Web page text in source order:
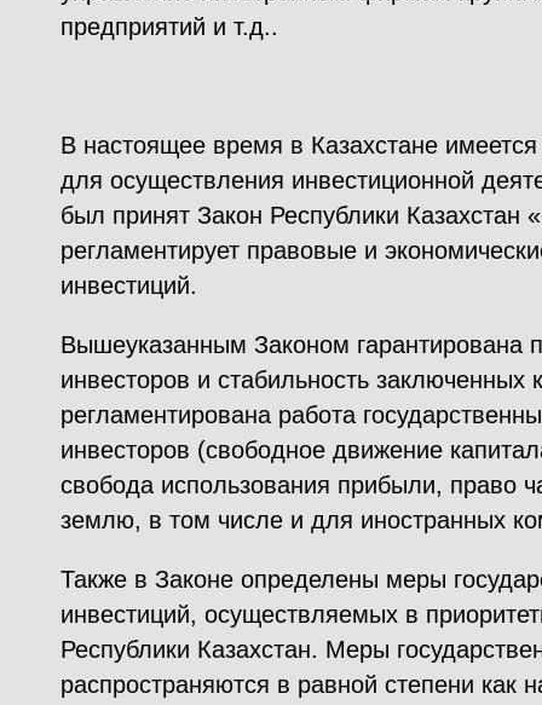
предприятий и т.д..
В настоящее время в Казахстане
для осуществления инвестиционной
был принят Закон Республики Казахстан
регламентирует правовые и
инвестиций.
Вышеуказанным Законом гарантирована
инвесторов и стабильность заключенных
регламентирована работа
инвесторов (свободное движение
свобода использования прибыли, право
землю, в том числе и для иностранных
Также в Законе определены меры
инвестиций, осуществляемых в
Республики Казахстан. Меры
распространяются в равной степени как